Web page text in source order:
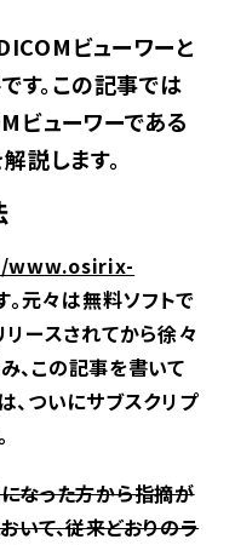
ビューワーと
す。この記事では
ビューワーである
説します。
。元々は無料ソフトで
ースされてから徐々
、この記事を書いて
、ついにサブスクリプ
なった方から指摘が
いて、従来どおりのラ